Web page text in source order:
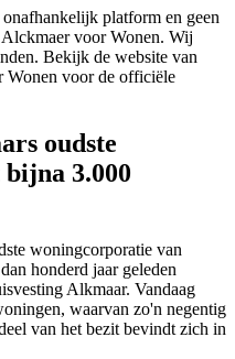
platform en geen
voor Wonen. Wij
Bekijk de website van
Wonen voor de officiële
oudste
3.000
woningcorporatie van
honderd jaar geleden
Alkmaar. Vandaag
waarvan zo'n negentig
van het bezit bevindt zich in